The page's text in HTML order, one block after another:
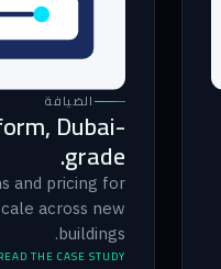
الضيافة
Dubai-
grade.
and pricing for
across new
buildings.
THE CASE STUDY